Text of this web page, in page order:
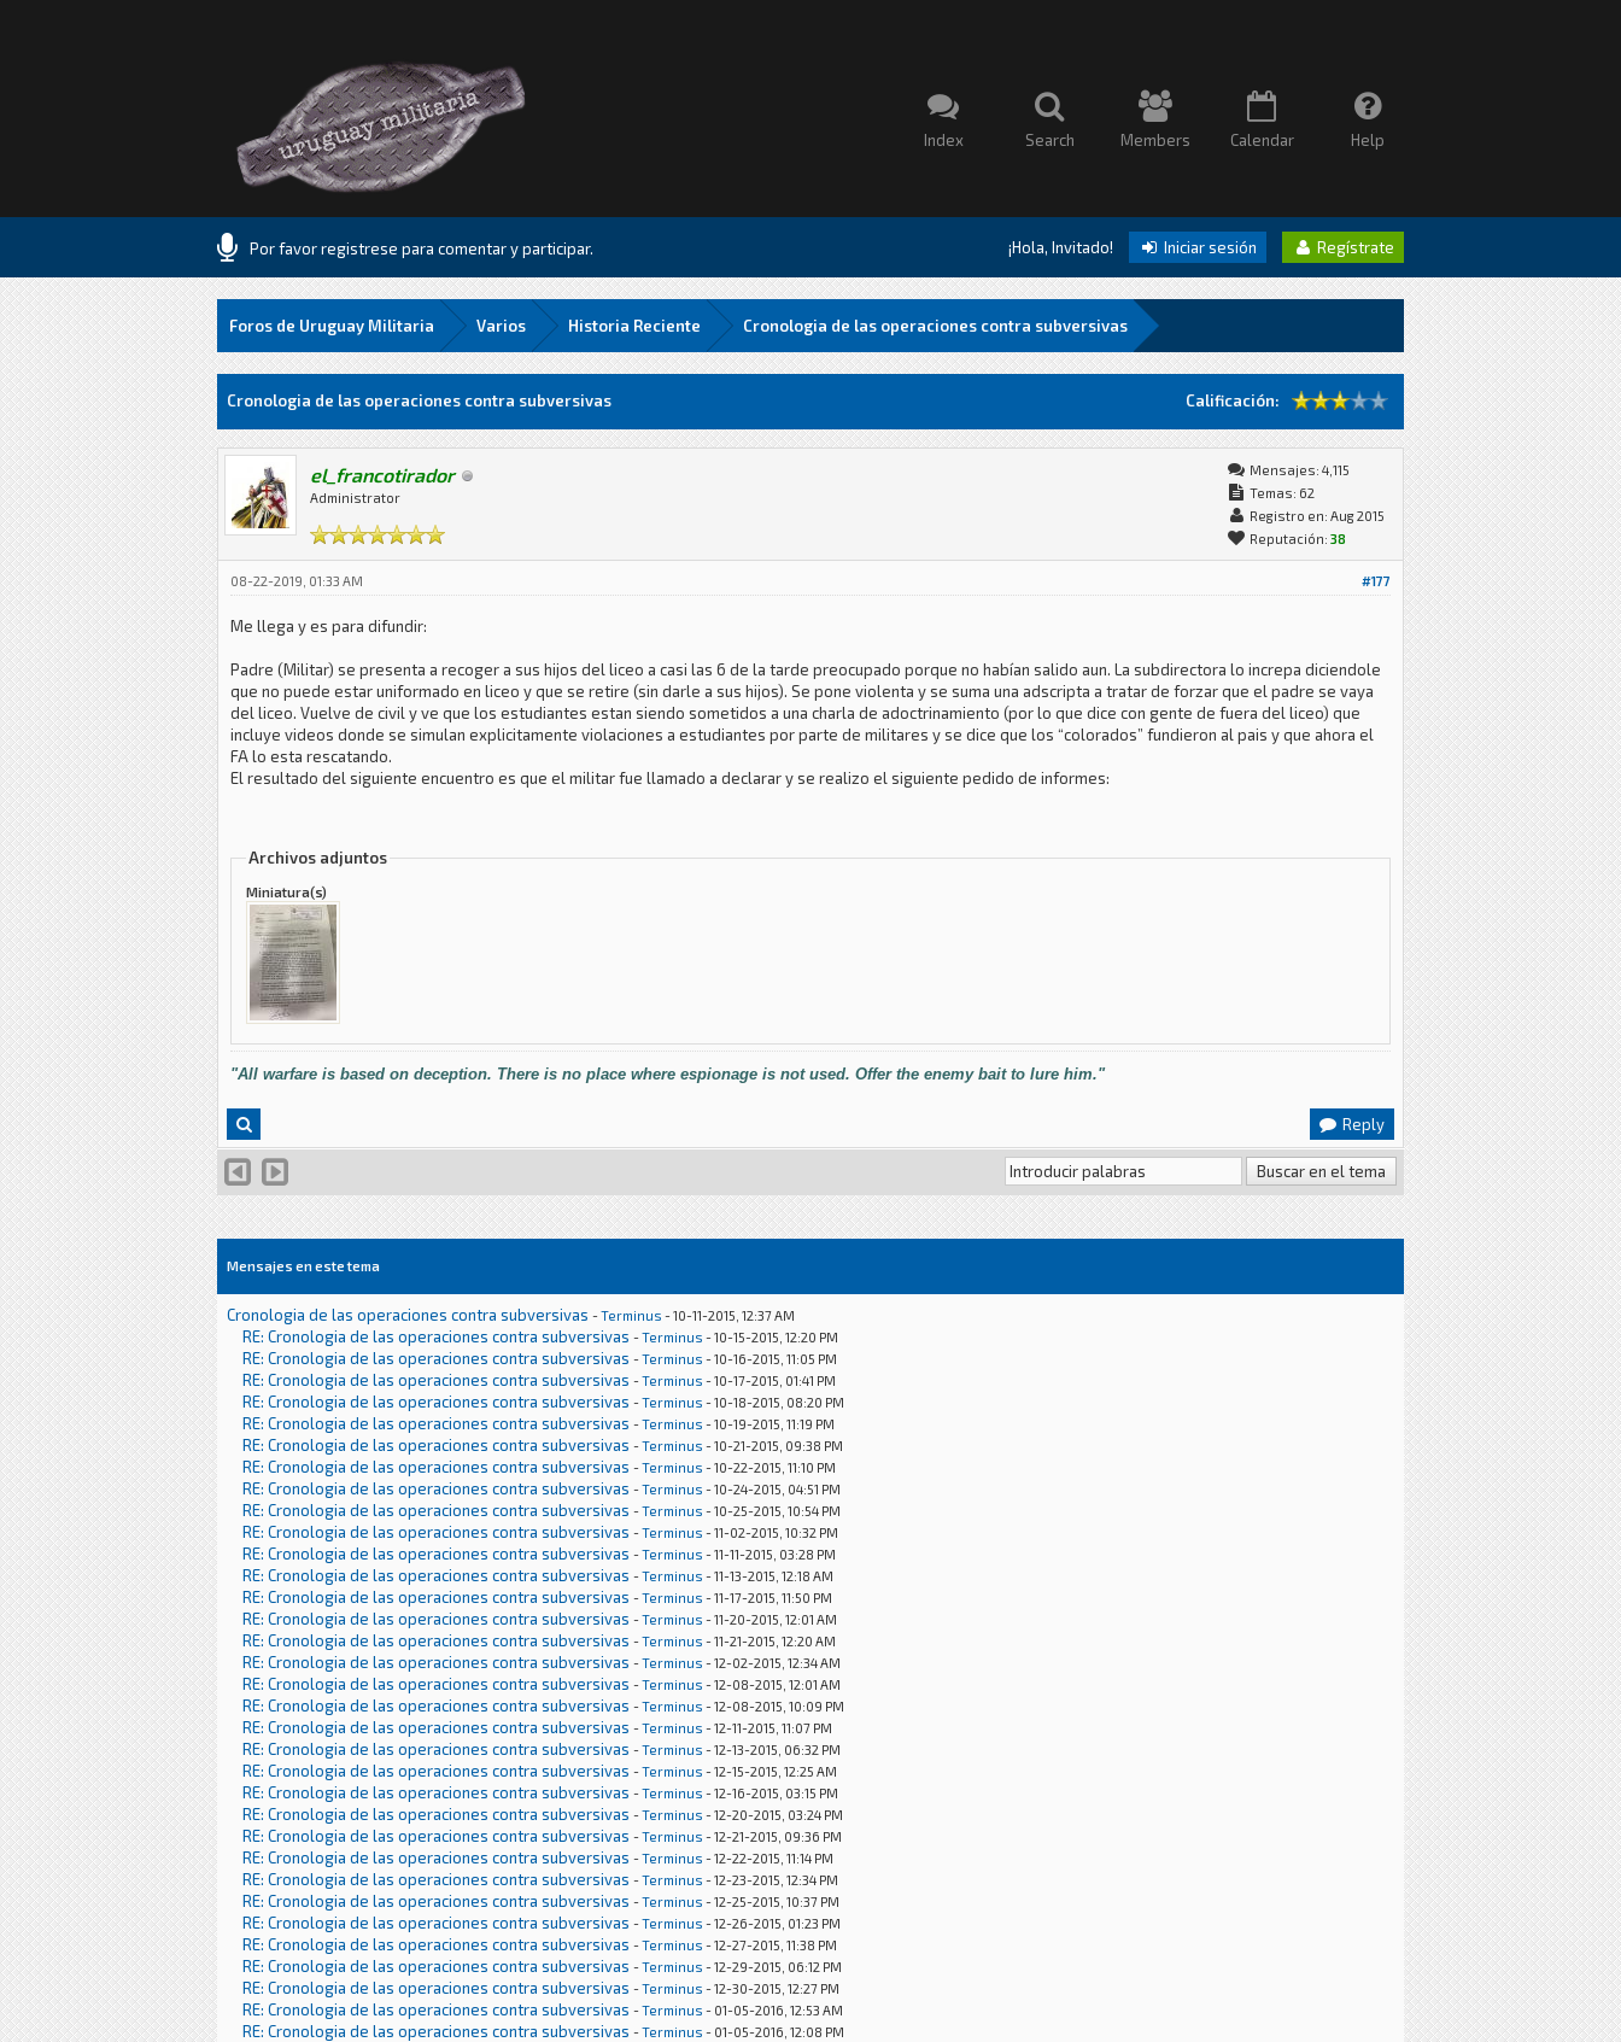
Index Search Members Calendar Help
Por favor registrese para comentar y participar. ¡Hola, Invitado! Iniciar sesión Regístrate
Foros de Uruguay Militaria Varios Historia Reciente Cronologia de las operaciones contra subversivas
Calificación:
2 voto(s) - 3 Media
1
2
3
4
5 Cronologia de las operaciones contra subversivas
el_francotirador
Administrator
Mensajes: 4,115
Temas: 62
Registro en: Aug 2015
Reputación: 38
#177
08-22-2019, 01:33 AM
Me llega y es para difundir:
Padre (Militar) se presenta a recoger a sus hijos del liceo a casi las 6 de la tarde preocupado porque no habían salido aun. La subdirectora lo increpa diciendole
que no puede estar uniformado en liceo y que se retire (sin darle a sus hijos). Se pone violenta y se suma una adscripta a tratar de forzar que el padre se vaya
del liceo. Vuelve de civil y ve que los estudiantes estan siendo sometidos a una charla de adoctrinamiento (por lo que dice con gente de fuera del liceo) que
incluye videos donde se simulan explicitamente violaciones a estudiantes por parte de militares y se dice que los “colorados” fundieron al pais y que ahora el
FA lo esta rescatando.
El resultado del siguiente encuentro es que el militar fue llamado a declarar y se realizo el siguiente pedido de informes:
Archivos adjuntos
Miniatura(s)
"All warfare is based on deception. There is no place where espionage is not used. Offer the enemy bait to lure him."
Reply
Mensajes en este tema
Cronologia de las operaciones contra subversivas -Terminus - 10-11-2015, 12:37 AM
RE: Cronologia de las operaciones contra subversivas -Terminus - 10-15-2015, 12:20 PM
RE: Cronologia de las operaciones contra subversivas -Terminus - 10-16-2015, 11:05 PM
RE: Cronologia de las operaciones contra subversivas -Terminus - 10-17-2015, 01:41 PM
RE: Cronologia de las operaciones contra subversivas -Terminus - 10-18-2015, 08:20 PM
RE: Cronologia de las operaciones contra subversivas -Terminus - 10-19-2015, 11:19 PM
RE: Cronologia de las operaciones contra subversivas -Terminus - 10-21-2015, 09:38 PM
RE: Cronologia de las operaciones contra subversivas -Terminus - 10-22-2015, 11:10 PM
RE: Cronologia de las operaciones contra subversivas -Terminus - 10-24-2015, 04:51 PM
RE: Cronologia de las operaciones contra subversivas -Terminus - 10-25-2015, 10:54 PM
RE: Cronologia de las operaciones contra subversivas -Terminus - 11-02-2015, 10:32 PM
RE: Cronologia de las operaciones contra subversivas -Terminus - 11-11-2015, 03:28 PM
RE: Cronologia de las operaciones contra subversivas -Terminus - 11-13-2015, 12:18 AM
RE: Cronologia de las operaciones contra subversivas -Terminus - 11-17-2015, 11:50 PM
RE: Cronologia de las operaciones contra subversivas -Terminus - 11-20-2015, 12:01 AM
RE: Cronologia de las operaciones contra subversivas -Terminus - 11-21-2015, 12:20 AM
RE: Cronologia de las operaciones contra subversivas -Terminus - 12-02-2015, 12:34 AM
RE: Cronologia de las operaciones contra subversivas -Terminus - 12-08-2015, 12:01 AM
RE: Cronologia de las operaciones contra subversivas -Terminus - 12-08-2015, 10:09 PM
RE: Cronologia de las operaciones contra subversivas -Terminus - 12-11-2015, 11:07 PM
RE: Cronologia de las operaciones contra subversivas -Terminus - 12-13-2015, 06:32 PM
RE: Cronologia de las operaciones contra subversivas -Terminus - 12-15-2015, 12:25 AM
RE: Cronologia de las operaciones contra subversivas -Terminus - 12-16-2015, 03:15 PM
RE: Cronologia de las operaciones contra subversivas -Terminus - 12-20-2015, 03:24 PM
RE: Cronologia de las operaciones contra subversivas -Terminus - 12-21-2015, 09:36 PM
RE: Cronologia de las operaciones contra subversivas -Terminus - 12-22-2015, 11:14 PM
RE: Cronologia de las operaciones contra subversivas -Terminus - 12-23-2015, 12:34 PM
RE: Cronologia de las operaciones contra subversivas -Terminus - 12-25-2015, 10:37 PM
RE: Cronologia de las operaciones contra subversivas -Terminus - 12-26-2015, 01:23 PM
RE: Cronologia de las operaciones contra subversivas -Terminus - 12-27-2015, 11:38 PM
RE: Cronologia de las operaciones contra subversivas -Terminus - 12-29-2015, 06:12 PM
RE: Cronologia de las operaciones contra subversivas -Terminus - 12-30-2015, 12:27 PM
RE: Cronologia de las operaciones contra subversivas -Terminus - 01-05-2016, 12:53 AM
RE: Cronologia de las operaciones contra subversivas -Terminus - 01-05-2016, 12:08 PM